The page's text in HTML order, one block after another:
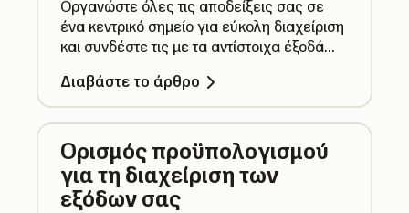
Οργανώστε όλες τις αποδείξεις σας σε
ένα κεντρικό σημείο για εύκολη διαχείριση
και συνδέστε τις με τα αντίστοιχα έξοδά
εξόδων σας.
Διαβάστε το άρθρο
Ορισμός προϋπολογισμού
για τη διαχείριση των
εξόδων σας